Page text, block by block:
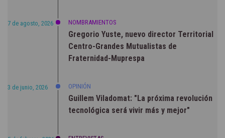
7 de agosto, 2026 NOMBRAMIENTOS
Gregorio Yuste, nuevo director Territorial
Centro-Grandes Mutualistas de
Fraternidad-Muprespa
3 de junio, 2026 OPINIÓN
Guillem Viladomat: "La próxima revolución
tecnológica será vivir más y mejor"